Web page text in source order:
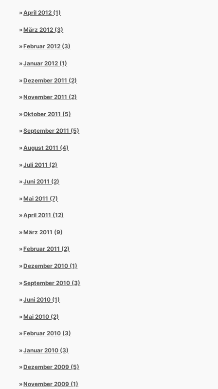
April 2012 (1)
März 2012 (3)
Februar 2012 (3)
Januar 2012 (1)
Dezember 2011 (2)
November 2011 (2)
Oktober 2011 (5)
September 2011 (5)
August 2011 (4)
Juli 2011 (2)
Juni 2011 (2)
Mai 2011 (7)
April 2011 (12)
März 2011 (9)
Februar 2011 (2)
Dezember 2010 (1)
September 2010 (3)
Juni 2010 (1)
Mai 2010 (2)
Februar 2010 (3)
Januar 2010 (3)
Dezember 2009 (5)
November 2009 (1)